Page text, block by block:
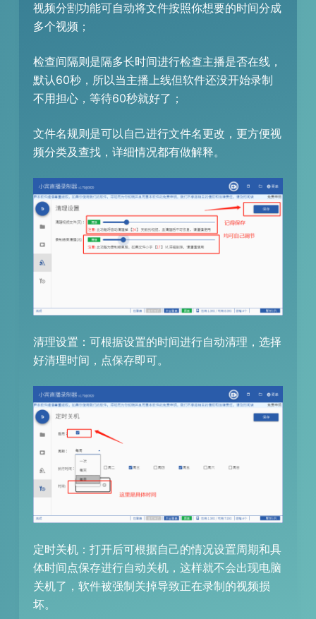
视频分割功能可自动将文件按照你想要的时间分成
多个视频；
检查间隔则是隔多长时间进行检查主播是否在线，
默认60秒，所以当主播上线但软件还没开始录制
不用担心，等待60秒就好了；
文件名规则是可以自己进行文件名更改，更方便视
频分类及查找，详细情况都有做解释。
清理设置：可根据设置的时间进行自动清理，选择
好清理时间，点保存即可。
定时关机：打开后可根据自己的情况设置周期和具
体时间点保存进行自动关机，这样就不会出现电脑
关机了，软件被强制关掉导致正在录制的视频损
坏。